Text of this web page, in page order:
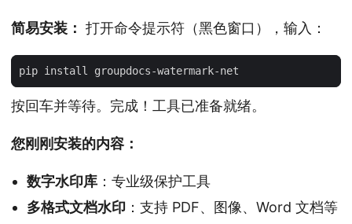
简易安装： 打开命令提示符（黑色窗口），输入：
按回车并等待。完成！工具已准备就绪。
您刚刚安装的内容：
数字水印库 ：专业级保护工具
多格式文档水印 ：支持 PDF、图像、Word 文档等